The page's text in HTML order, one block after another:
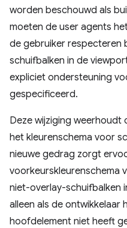
worden beschouwd als
moeten de user agents
de gebruiker respecteren
schuifbalken in de
expliciet ondersteuning
gespecificeerd.
Deze wijziging weerhoudt
het kleurenschema voor
nieuwe gedrag zorgt
voorkeurskleurenschema
niet-overlay-schuifbalken
alleen als de ontwikkelaar
hoofdelement niet heeft